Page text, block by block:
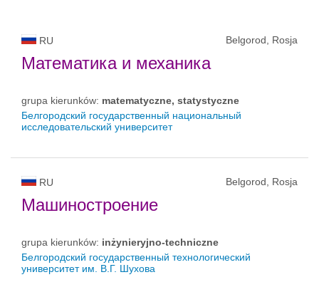
RU Belgorod, Rosja
Математика и механика
grupa kierunków: matematyczne, statystyczne
Белгородский государственный национальный
исследовательский университет
RU Belgorod, Rosja
Машиностроение
grupa kierunków: inżynieryjno-techniczne
Белгородский государственный технологический
университет им. В.Г. Шухова